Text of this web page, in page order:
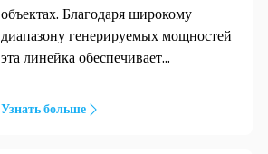
объектах. Благодаря широкому
диапазону генерируемых мощностей
эта линейка обеспечивает
различных сферах использования,
включая строительство, жилой
Узнать больше